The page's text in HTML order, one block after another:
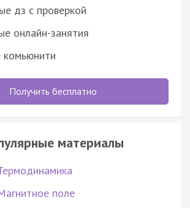
дз с проверкой
онлайн-занятия
Получить бесплатно
материалы
поле